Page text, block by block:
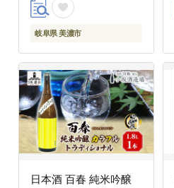
岐阜県 美濃市
日本酒 百春 純米吟醸